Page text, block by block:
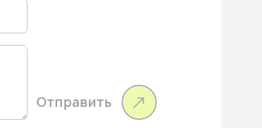
Отправить